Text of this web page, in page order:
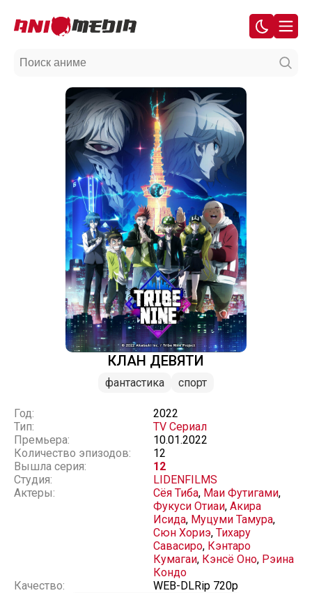
КЛАН ДЕВЯТИ
фантастика спорт
Год:
2022
Тип:
TV Сериал
Премьера:
10.01.2022
Количество эпизодов:
12
Вышла серия:
12
Студия:
LIDENFILMS
Актеры:
Сёя Тиба, Маи Футигами,
Фукуси Отиаи, Акира
Исида, Муцуми Тамура,
Сюн Хориэ, Тихару
Савасиро, Кэнтаро
Кумагаи, Кэнсё Оно, Рэина
Кондо
Качество:
WEB-DLRip 720p